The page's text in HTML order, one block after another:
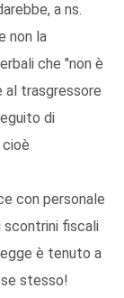
a ns.
non la
che "non è
trasgressore
di
con personale
scontrini fiscali
è tenuto a
stesso!